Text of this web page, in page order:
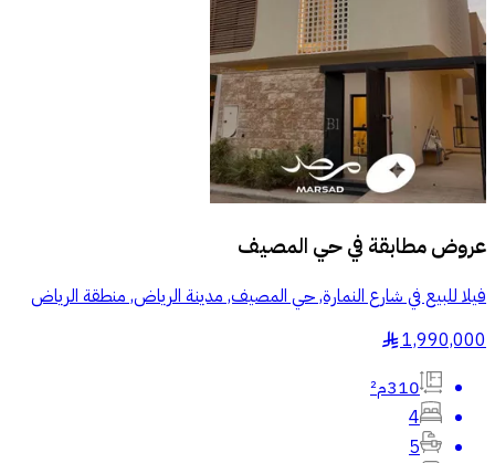
عروض مطابقة فيحي المصيف
فيلا للبيع في شارع النمارة, حي المصيف, مدينة الرياض, منطقة الرياض
1,990,000
§
310م²
4
5